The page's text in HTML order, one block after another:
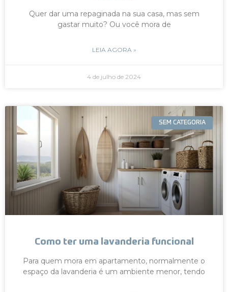
Quer dar uma repaginada na sua casa, mas sem
gastar muito? Ou você mora de
LEIA AGORA »
4 de julho de 2024
SEM CATEGORIA
Como ter uma lavanderia funcional
Para quem mora em apartamento, normalmente o
espaço da lavanderia é um ambiente menor, tendo